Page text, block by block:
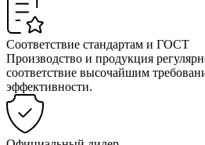
Соответствие стандартам и ГОСТ
Производство и продукция
соответствие высочайшим
эффективности.